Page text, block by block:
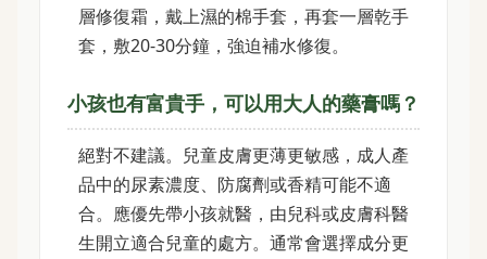
層修復霜，戴上濕的棉手套，再套一層乾手
套，敷20-30分鐘，強迫補水修復。
小孩也有富貴手，可以用大人的藥膏嗎？
絕對不建議。兒童皮膚更薄更敏感，成人產
品中的尿素濃度、防腐劑或香精可能不適
合。應優先帶小孩就醫，由兒科或皮膚科醫
生開立適合兒童的處方。通常會選擇成分更